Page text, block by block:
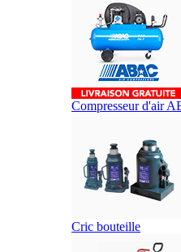
Compresseur d'air
Cric bouteille